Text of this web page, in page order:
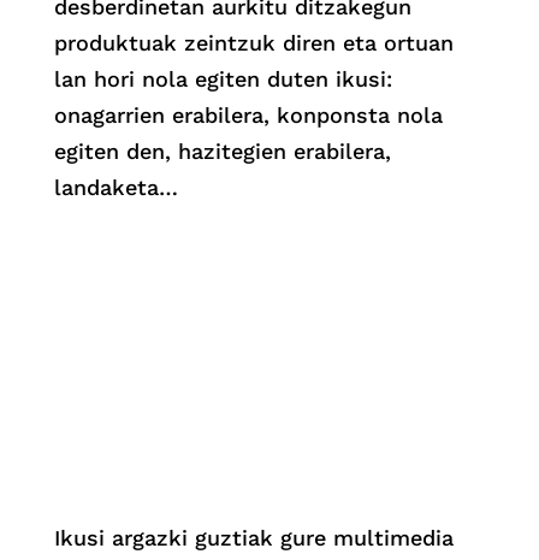
desberdinetan aurkitu ditzakegun
produktuak zeintzuk diren eta ortuan
lan hori nola egiten duten ikusi:
onagarrien erabilera, konponsta nola
egiten den, hazitegien erabilera,
landaketa…
Ikusi argazki guztiak gure multimedia